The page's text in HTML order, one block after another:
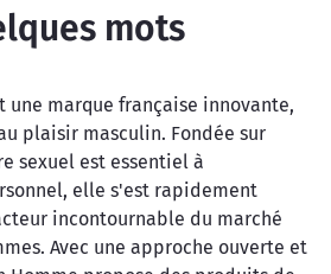
mots
une marque française innovante,
plaisir masculin. Fondée sur
sexuel est essentiel à
elle s'est rapidement
incontournable du marché
Avec une approche ouverte et